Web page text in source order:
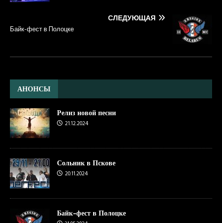
СЛЕДУЮЩАЯ
Байк-фест в Полоцке
АНОНСЫ
Релиз новой песни
21.12.2024
Сольник в Пскове
20.11.2024
Байк-фест в Полоцке